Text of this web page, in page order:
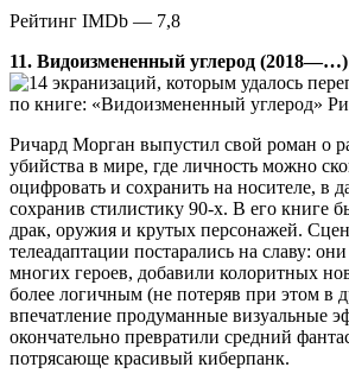
Рейтинг IMDb — 7,8
11. Видоизмененный углерод (2018—…)
по книге: «Видоизмененный углерод»
Ричард Морган выпустил свой роман о
убийства в мире, где личность можно
оцифровать и сохранить на носителе, в
сохранив стилистику 90-х. В его книге
драк, оружия и крутых персонажей.
телеадаптации постарались на славу:
многих героев, добавили колоритных
более логичным (не потеряв при этом в
впечатление продуманные визуальные
окончательно превратили средний
потрясающе красивый киберпанк.